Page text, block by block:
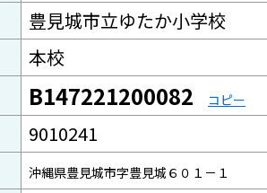
豊見城市立ゆたか小学校
本校
B147221200082 コピー
9010241
沖縄県豊見城市字豊見城６０１－１